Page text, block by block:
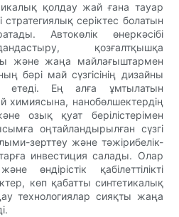
қолдау жай ғана тауар
стратегиялық серіктес болатын
Автокөлік өнеркәсібі
қозғалтқышқа
және жаңа майлағыштармен
бәрі май сүзгісінің дизайны
етеді. Ең алға ұмтылатын
химиясына, нанобөлшектердің
озық қуат берілістерімен
оңтайландырылған сүзгі
зерттеу және тәжірибелік-
инвестиция салады. Олар
өндірістік қабілеттілікті
көп қабатты синтетикалық
технологиялар сияқты жаңа